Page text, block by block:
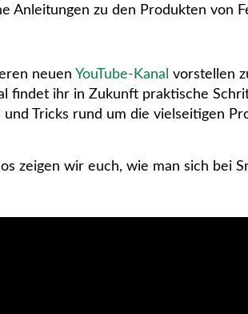
Anleitungen zu den Produkten von
neuen YouTube-Kanal vorstellen
findet ihr in Zukunft praktische
Tricks rund um die vielseitigen
zeigen wir euch, wie man sich bei